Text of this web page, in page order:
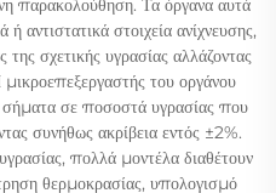
παρακολούθηση. Τα όργανα αυτά
αντιστατικά στοιχεία ανίχνευσης,
σχετικής υγρασίας αλλάζοντας
μικροεπεξεργαστής του οργάνου
σήματα σε ποσοστά υγρασίας που
συνήθως ακρίβεια εντός ±2%.
πολλά μοντέλα διαθέτουν
θερμοκρασίας, υπολογισμό